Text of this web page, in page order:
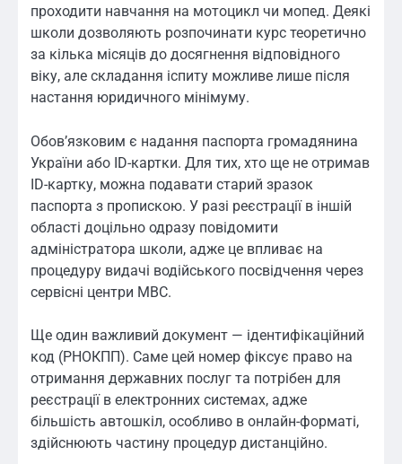
проходити навчання на мотоцикл чи мопед. Деякі
школи дозволяють розпочинати курс теоретично
за кілька місяців до досягнення відповідного
віку, але складання іспиту можливе лише після
настання юридичного мінімуму.
Обов’язковим є надання паспорта громадянина
України або ID-картки. Для тих, хто ще не отримав
ID-картку, можна подавати старий зразок
паспорта з пропискою. У разі реєстрації в іншій
області доцільно одразу повідомити
адміністратора школи, адже це впливає на
процедуру видачі водійського посвідчення через
сервісні центри МВС.
Ще один важливий документ — ідентифікаційний
код (РНОКПП). Саме цей номер фіксує право на
отримання державних послуг та потрібен для
реєстрації в електронних системах, адже
більшість автошкіл, особливо в онлайн-форматі,
здійснюють частину процедур дистанційно.